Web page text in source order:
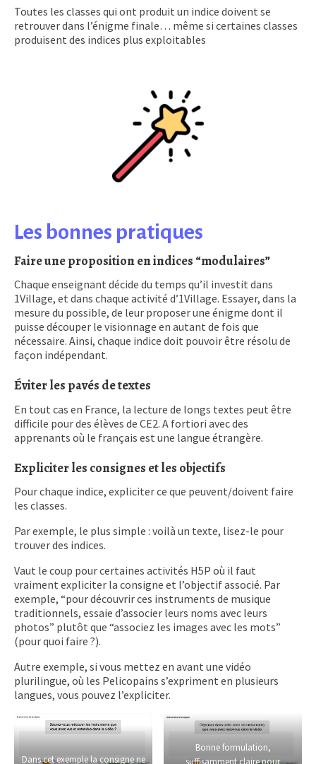
Toutes les classes qui ont produit un indice doivent se
retrouver dans l’énigme finale… même si certaines classes
produisent des indices plus exploitables
Les bonnes pratiques
Faire une proposition en indices “modulaires”
Chaque enseignant décide du temps qu’il investit dans
1Village, et dans chaque activité d’1Village. Essayer, dans la
mesure du possible, de leur proposer une énigme dont il
puisse découper le visionnage en autant de fois que
nécessaire. Ainsi, chaque indice doit pouvoir être résolu de
façon indépendant.
Éviter les pavés de textes
En tout cas en France, la lecture de longs textes peut être
difficile pour des élèves de CE2. A fortiori avec des
apprenants où le français est une langue étrangère.
Expliciter les consignes et les objectifs
Pour chaque indice, expliciter ce que peuvent/doivent faire
les classes.
Par exemple, le plus simple : voilà un texte, lisez-le pour
trouver des indices.
Vaut le coup pour certaines activités H5P où il faut
vraiment expliciter la consigne et l’objectif associé. Par
exemple, “pour découvrir ces instruments de musique
traditionnels, essaie d’associer leurs noms avec leurs
photos” plutôt que “associez les images avec les mots”
(pour quoi faire ?).
Autre exemple, si vous mettez en avant une vidéo
plurilingue, où les Pelicopains s’expriment en plusieurs
langues, vous pouvez l’expliciter.
Dans cet exemple la consigne ne
Bonne formulation,
suffisamment claire pour